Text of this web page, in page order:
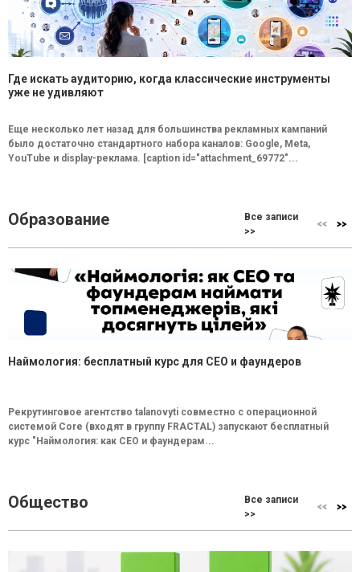
Где искать аудиторию, когда классические инструменты
уже не удивляют
Еще несколько лет назад для большинства рекламных кампаний
было достаточно стандартного набора каналов: Google, Meta,
YouTube и display-реклама. [caption id="attachment_69772"...
Образование
Все записи
>>
Наймология: бесплатный курс для CEO и фаундеров
Рекрутинговое агентство talanovyti совместно с операционной
системой Core (входят в группу FRACTAL) запускают бесплатный
курс "Наймология: как СEO и фаундерам...
Общество
Все записи
>>